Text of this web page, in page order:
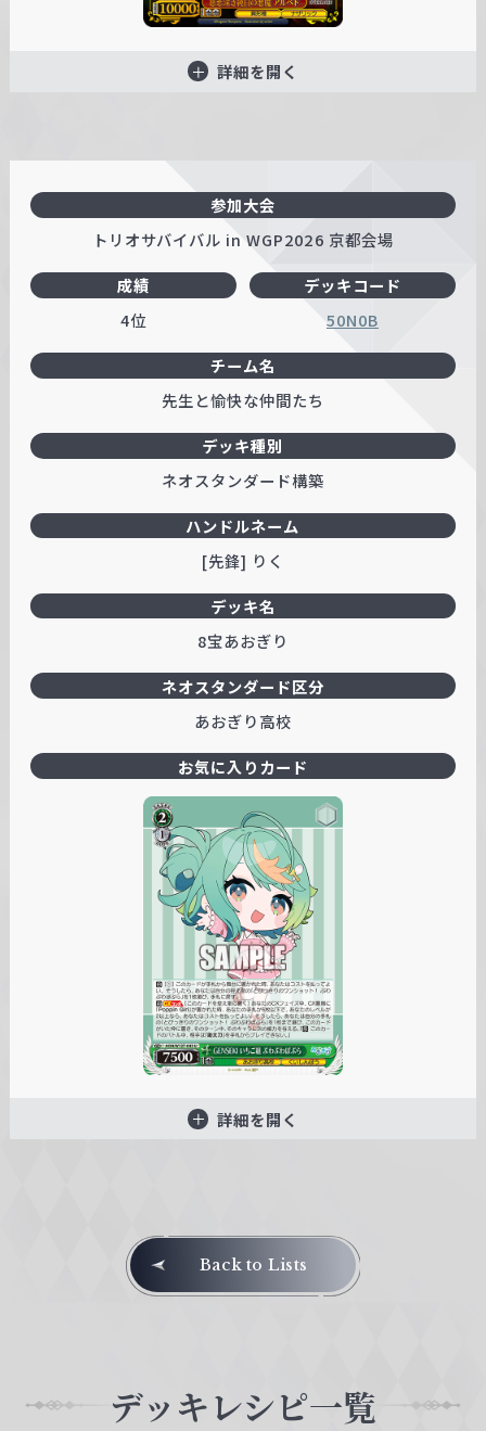
詳細を開く
参加大会
トリオサバイバル in WGP2026 京都会場
成績
4位
ハンドルネーム
[先鋒] りく
デッキコード
50N0B
チーム名
先生と愉快な仲間たち
デッキ名
8宝あおぎり
デッキ種別
ネオスタンダード構築
ネオスタンダード区分
あおぎり高校
お気に入りカード
詳細を開く
Back to Lists
デッキレシピ一覧